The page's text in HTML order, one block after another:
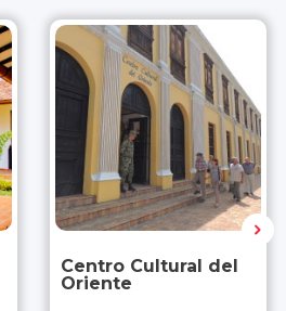
Centro Cultural del
Oriente